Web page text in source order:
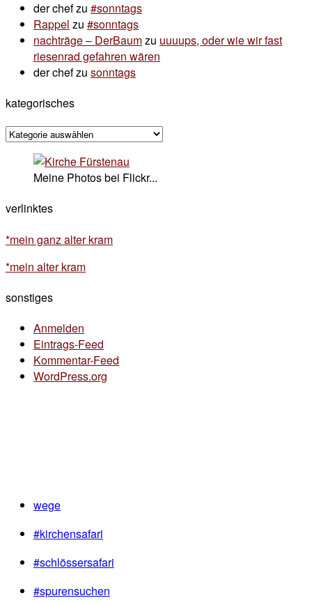
der chefzu #sonntags
Rappel zu #sonntags
nachträge – DerBaumzu uuuups, oder wie wir fast
riesenrad gefahren wären
der chefzu sonntags
kategorisches
kategorisches
Meine Photos bei Flickr...
verlinktes
*mein ganz alter kram
*mein alter kram
sonstiges
Anmelden
Eintrags-Feed
Kommentar-Feed
WordPress.org
wege
#kirchensafari
#schlössersafari
#spurensuchen